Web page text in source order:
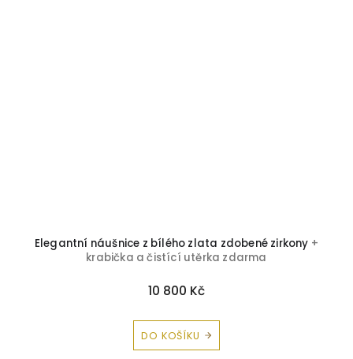
Elegantní náušnice z bílého zlata zdobené zirkony +
krabička a čistící utěrka zdarma
10 800 Kč
DO KOŠÍKU